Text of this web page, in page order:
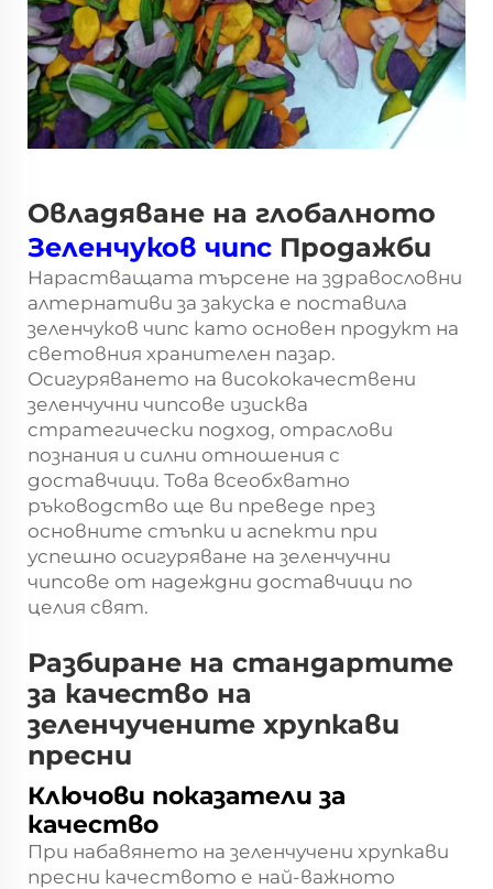
Овладяване на глобалното
Зеленчуков чипс Продажби
Нарастващата търсене на здравословни
алтернативи за закуска е поставила
зеленчуков чипс като основен продукт на
световния хранителен пазар.
Осигуряването на висококачествени
зеленчучни чипсове изисква
стратегически подход, отраслови
познания и силни отношения с
доставчици. Това всеобхватно
ръководство ще ви преведе през
основните стъпки и аспекти при
успешно осигуряване на зеленчучни
чипсове от надеждни доставчици по
целия свят.
Разбиране на стандартите
за качество на
зеленчучените хрупкави
пресни
Ключови показатели за
качество
При набавянето на зеленчучени хрупкави
пресни качеството е най-важното